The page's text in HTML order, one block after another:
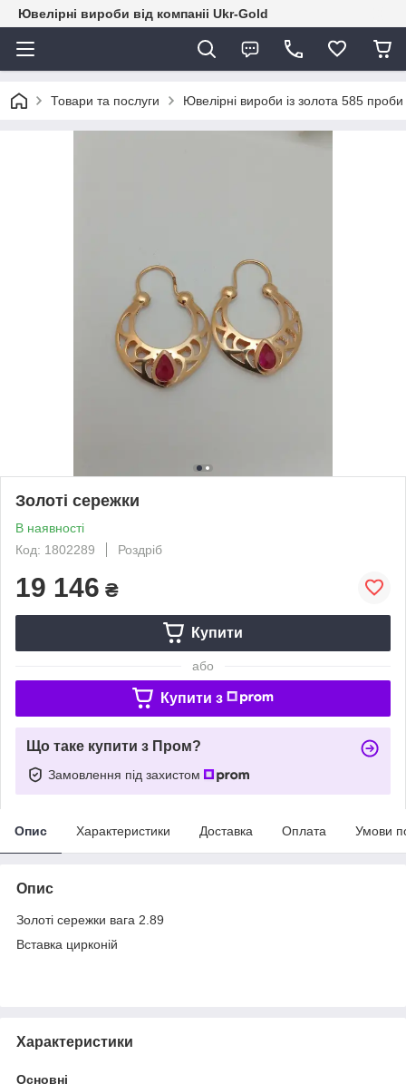
Ювелірні вироби від компаніі Ukr-Gold
Товари та послуги Ювелірні вироби із золота 585 проби
Золоті сережки
В наявності
Код: 1802289
Роздріб
19 146 ₴
Купити
або
Купити з
Що таке купити з Пром?
Замовлення під захистом
Опис Характеристики Доставка Оплата Умови
Опис
Золоті сережки вага 2.89
Вставка цирконій
Характеристики
Основні